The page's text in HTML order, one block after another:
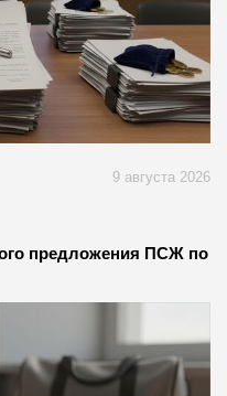
9 августа 2026
предложения ПСЖ по